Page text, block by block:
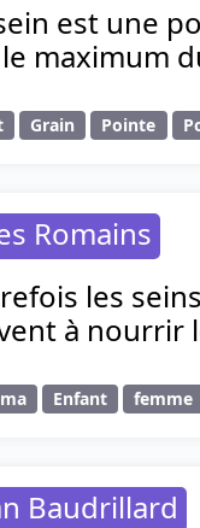
est une
maximum
Grain Pointe
Romains
les
à nourrir
Enfant femme
Baudrillard